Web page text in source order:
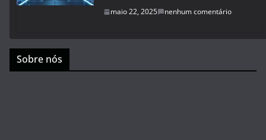
maio 22, 2025 nenhum comentário
Sobre nós